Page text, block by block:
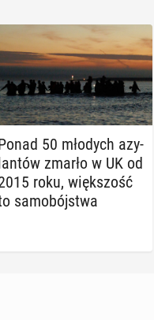
50 młodych azy­
zmarło w UK od
roku, więk­szość
sa­mo­bój­stwa